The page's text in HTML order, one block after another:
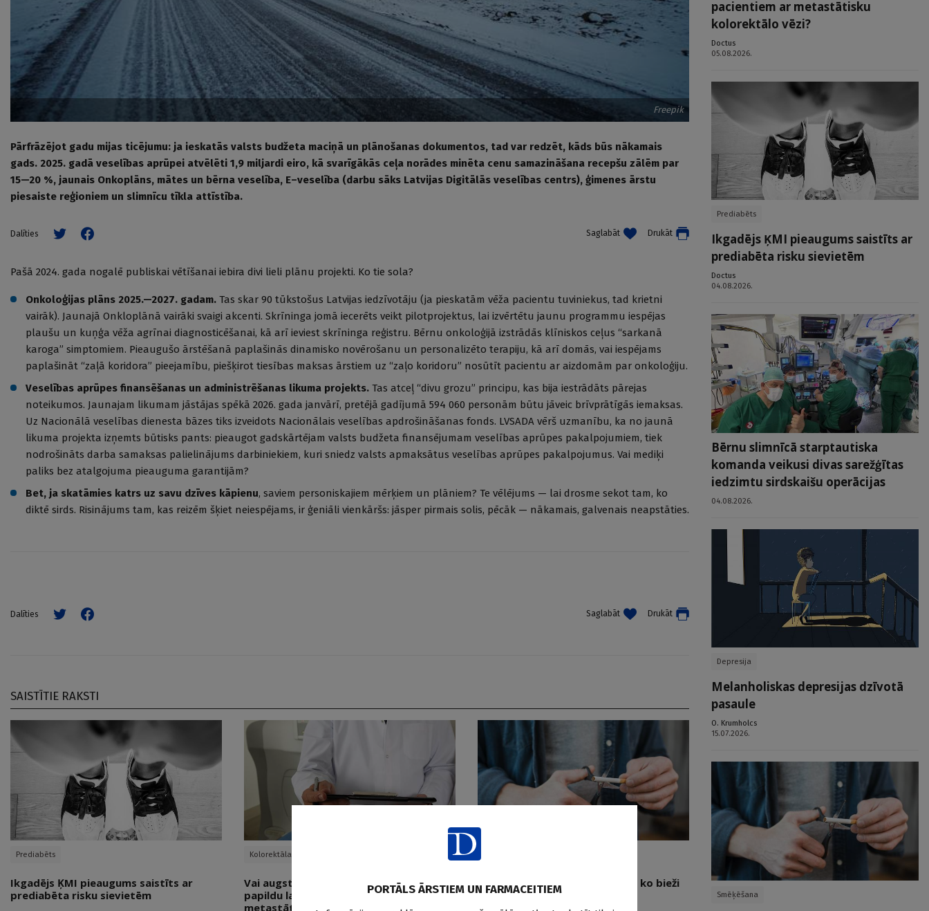
Freepik
Pārfrāzējot gadu mijas ticējumu: ja ieskatās valsts budžeta maciņā un plānošanas dokumentos, tad var redzēt, kāds būs nākamais
gads. 2025. gadā veselības aprūpei atvēlēti 1,9 miljardi eiro, kā svarīgākās ceļa norādes minēta cenu samazināšana recepšu zālēm par
15—20 %, jaunais Onkoplāns, mātes un bērna veselība, E–veselība (darbu sāks Latvijas Digitālās veselības centrs), ģimenes ārstu
piesaiste reģioniem un slimnīcu tīkla attīstība.
Dalīties Saglabāt Drukāt
Pašā 2024. gada nogalē publiskai vētīšanai iebira divi lieli plānu projekti. Ko tie sola?
Onkoloģijas plāns 2025.—2027. gadam. Tas skar 90 tūkstošus Latvijas iedzīvotāju (ja pieskatām vēža pacientu tuviniekus, tad krietni
vairāk). Jaunajā Onkloplānā vairāki svaigi akcenti. Skrīninga jomā iecerēts veikt pilotprojektus, lai izvērtētu jaunu programmu iespējas
plaušu un kuņģa vēža agrīnai diagnosticēšanai, kā arī ieviest skrīninga reģistru. Bērnu onkoloģijā izstrādās klīniskos ceļus “sarkanā
karoga” simptomiem. Pieaugušo ārstēšanā paplašinās dinamisko novērošanu un personalizēto terapiju, kā arī domās, vai iespējams
paplašināt “zaļā koridora” pieejamību, piešķirot tiesības maksas ārstiem uz “zaļo koridoru” nosūtīt pacientu ar aizdomām par onkoloģiju.
Veselības aprūpes finansēšanas un administrēšanas likuma projekts. Tas atceļ “divu grozu” principu, kas bija iestrādāts pārejas
noteikumos. Jaunajam likumam jāstājas spēkā 2026. gada janvārī, pretējā gadījumā 594 060 personām būtu jāveic brīvprātīgās iemaksas.
Uz Nacionālā veselības dienesta bāzes tiks izveidots Nacionālais veselības apdrošināšanas fonds. LVSADA vērš uzmanību, ka no jaunā
likuma projekta izņemts būtisks pants: pieaugot gadskārtējam valsts budžeta finansējumam veselības aprūpes pakalpojumiem, tiek
nodrošināts darba samaksas palielinājums darbiniekiem, kuri sniedz valsts apmaksātus veselības aprūpes pakalpojumus. Vai mediķi
paliks bez atalgojuma pieauguma garantijām?
Bet, ja skatāmies katrs uz savu dzīves kāpienu, saviem personiskajiem mērķiem un plāniem? Te vēlējums — lai drosme sekot tam, ko
diktē sirds. Risinājums tam, kas reizēm šķiet neiespējams, ir ģeniāli vienkāršs: jāsper pirmais solis, pēcāk — nākamais, galvenais neapstāties.
Dalīties Saglabāt Drukāt
SAISTĪTIE RAKSTI
Prediabēts
Ikgadējs ĶMI pieaugums saistīts ar
prediabēta risku sievietēm
Kolorektālais vēzis
Vai augstas devas D vitamīns sniedz
papildu labvēlīgu efektu pacientiem ar
metastātisku kolorektālo vēzi?
Ceturtais vēža aprūpes balsts, ko bieži
ignorē
pacientiem ar metastātisku
kolorektālo vēzi?
Doctus
05.08.2026.
Prediabēts
Ikgadējs ĶMI pieaugums saistīts ar
prediabēta risku sievietēm
Doctus
04.08.2026.
Bērnu slimnīcā starptautiska
komanda veikusi divas sarežģītas
iedzimtu sirdskaišu operācijas
04.08.2026.
Depresija
Melanholiskas depresijas dzīvotā
pasaule
O. Krumholcs
15.07.2026.
Smēķēšana
PORTĀLS ĀRSTIEM UN FARMACEITIEM